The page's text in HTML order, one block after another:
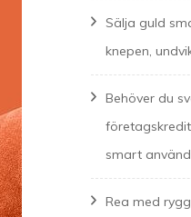
Sälja guld
knepen,
Behöver du
smart
Rea med